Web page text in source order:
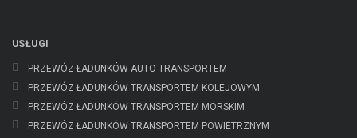
USŁUGI
PRZEWÓZ ŁADUNKÓW AUTO TRANSPORTEM
PRZEWÓZ ŁADUNKÓW TRANSPORTEM KOLEJOWYM
PRZEWÓZ ŁADUNKÓW TRANSPORTEM MORSKIM
PRZEWÓZ ŁADUNKÓW TRANSPORTEM POWIETRZNYM